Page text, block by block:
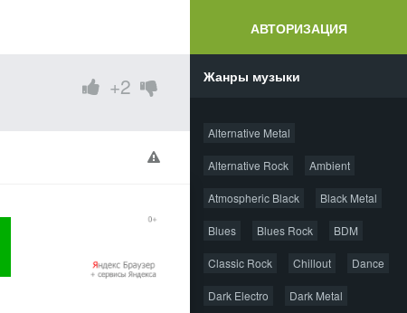
АВТОРИЗАЦИЯ
+2 Жанры музыки
Alternative Metal
Alternative Rock Ambient
Atmospheric Black Black Metal
Blues Blues Rock BDM
Classic Rock Chillout Dance
Dark Electro Dark Metal